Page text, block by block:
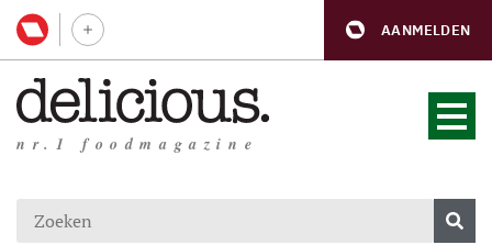
AANMELDEN
nr.1 foodmagazine